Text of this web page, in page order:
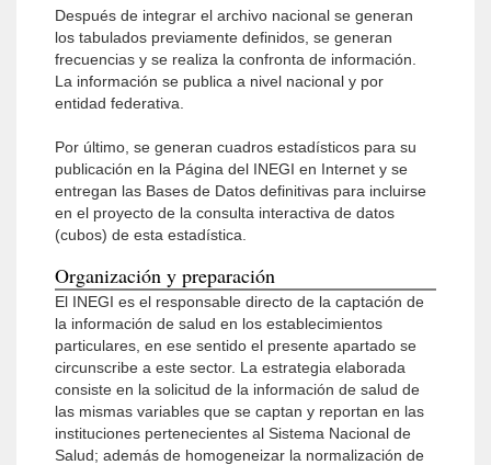
Después de integrar el archivo nacional se generan
los tabulados previamente definidos, se generan
frecuencias y se realiza la confronta de información.
La información se publica a nivel nacional y por
entidad federativa.
Por último, se generan cuadros estadísticos para su
publicación en la Página del INEGI en Internet y se
entregan las Bases de Datos definitivas para incluirse
en el proyecto de la consulta interactiva de datos
(cubos) de esta estadística.
Organización y preparación
El INEGI es el responsable directo de la captación de
la información de salud en los establecimientos
particulares, en ese sentido el presente apartado se
circunscribe a este sector. La estrategia elaborada
consiste en la solicitud de la información de salud de
las mismas variables que se captan y reportan en las
instituciones pertenecientes al Sistema Nacional de
Salud; además de homogeneizar la normalización de